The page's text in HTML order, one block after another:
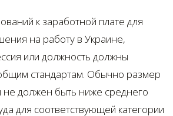
к заработной плате для
на работу в Украине,
или должность должны
стандартам. Обычно размер
не должен быть ниже среднего
для соответствующей категории